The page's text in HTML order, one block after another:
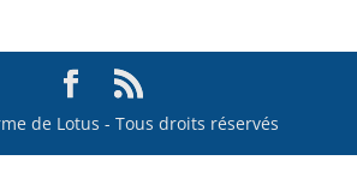
de Lotus - Tous droits réservés